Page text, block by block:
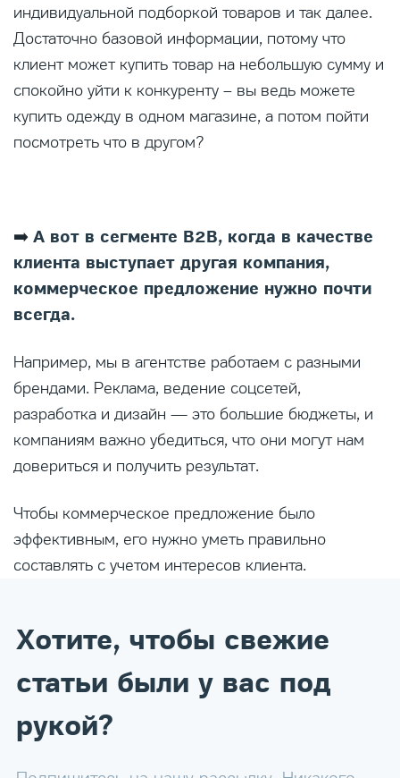
индивидуальной подборкой товаров и так далее.
Достаточно базовой информации, потому что
клиент может купить товар на небольшую сумму и
спокойно уйти к конкуренту – вы ведь можете
купить одежду в одном магазине, а потом пойти
посмотреть что в другом?
➡️ А вот в сегменте B2B, когда в качестве
клиента выступает другая компания,
коммерческое предложение нужно почти
всегда.
Например, мы в агентстве работаем с разными
брендами. Реклама, ведение соцсетей,
разработка и дизайн — это большие бюджеты, и
компаниям важно убедиться, что они могут нам
довериться и получить результат.
Чтобы коммерческое предложение было
эффективным, его нужно уметь правильно
составлять с учетом интересов клиента.
Хотите, чтобы свежие
статьи были у вас под
рукой?